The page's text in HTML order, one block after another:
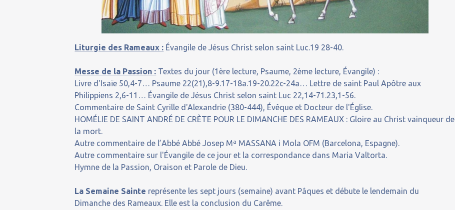
Liturgie des Rameaux : Évangile de Jésus Christ selon saint Luc.19 28-40.
Messe de la Passion : Textes du jour (1ère lecture, Psaume, 2ème lecture, Évangile) :
Livre d'Isaïe 50,4-7… Psaume 22(21),8-9.17-18a.19-20.22c-24a… Lettre de saint Paul Apôtre aux
Philippiens 2,6-11… Évangile de Jésus Christ selon saint Luc 22,14-71.23,1-56.
Commentaire de Saint Cyrille d'Alexandrie (380-444), Évêque et Docteur de l'Église.
HOMÉLIE DE SAINT ANDRÉ DE CRÈTE POUR LE DIMANCHE DES RAMEAUX : Gloire au Christ vainqueur de
la mort.
Autre commentaire de l’Abbé Abbé Josep Mª MASSANA i Mola OFM (Barcelona, Espagne).
Autre commentaire sur l'Évangile de ce jour et la correspondance dans Maria Valtorta.
Hymne de la Passion, Oraison et Parole de Dieu.
La Semaine Sainte représente les sept jours (semaine) avant Pâques et débute le lendemain du
Dimanche des Rameaux. Elle est la conclusion du Carême.